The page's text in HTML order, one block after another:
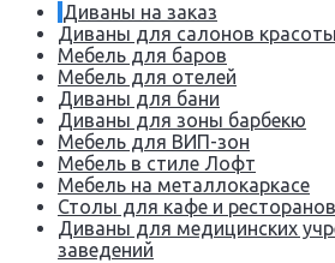
Диваны на заказ
Диваны для салонов красоты
Мебель для баров
Мебель для отелей
Диваны для бани
Диваны для зоны барбекю
Мебель для ВИП-зон
Мебель в стиле Лофт
Мебель на металлокаркасе
Столы для кафе и
Диваны для медицинских
заведений